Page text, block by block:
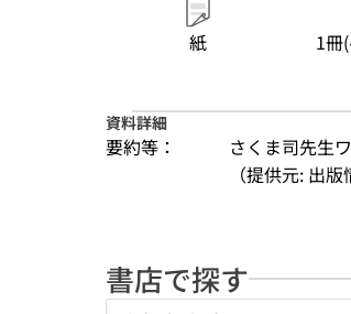
紙
1冊
資料詳細
要約等：
さくま司先生
（提供元: 出
書店で探す